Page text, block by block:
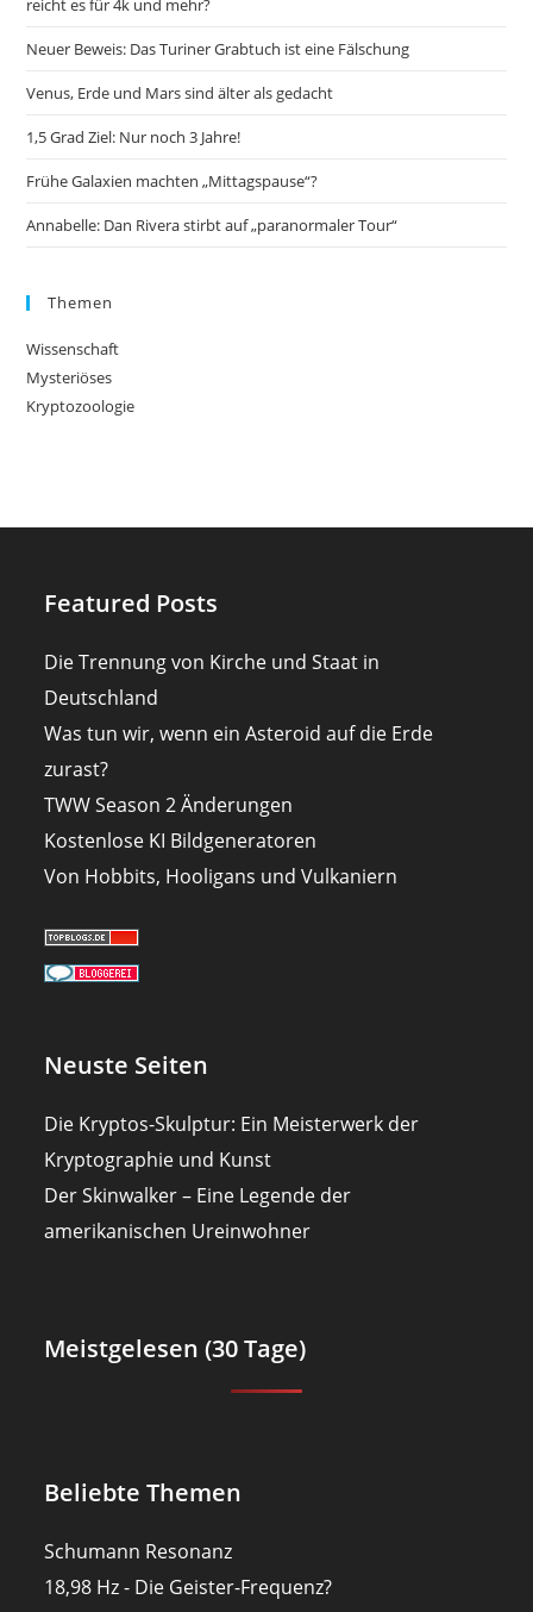
reicht es für 4k und mehr?
Neuer Beweis: Das Turiner Grabtuch ist eine Fälschung
Venus, Erde und Mars sind älter als gedacht
1,5 Grad Ziel: Nur noch 3 Jahre!
Frühe Galaxien machten „Mittagspause“?
Annabelle: Dan Rivera stirbt auf „paranormaler Tour“
Themen
Wissenschaft
Mysteriöses
Kryptozoologie
Featured Posts
Die Trennung von Kirche und Staat in
Deutschland
Was tun wir, wenn ein Asteroid auf die Erde
zurast?
TWW Season 2 Änderungen
Kostenlose KI Bildgeneratoren
Von Hobbits, Hooligans und Vulkaniern
Neuste Seiten
Die Kryptos-Skulptur: Ein Meisterwerk der
Kryptographie und Kunst
Der Skinwalker – Eine Legende der
amerikanischen Ureinwohner
Meistgelesen (30 Tage)
Beliebte Themen
Schumann Resonanz
18,98 Hz - Die Geister-Frequenz?